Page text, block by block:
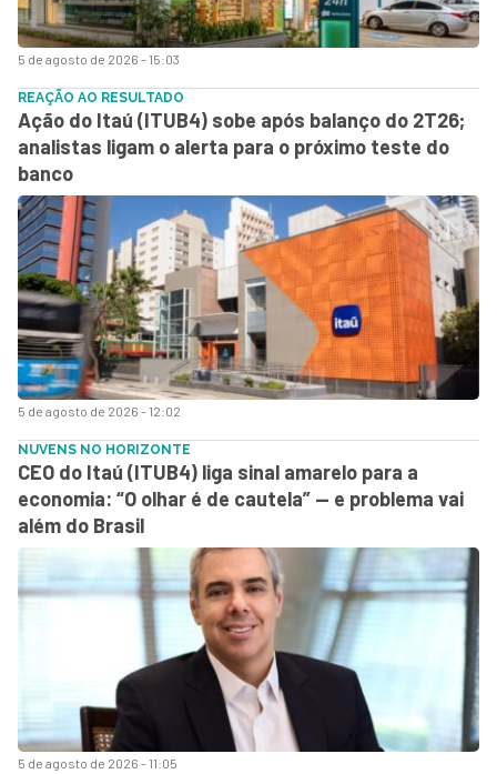
5 de agosto de 2026 - 15:03
5 de agosto de 2026 - 12:02
REAÇÃO AO RESULTADO
Ação do Itaú (ITUB4) sobe após balanço do 2T26;
analistas ligam o alerta para o próximo teste do
banco
5 de agosto de 2026 - 11:05
NUVENS NO HORIZONTE
CEO do Itaú (ITUB4) liga sinal amarelo para a
economia: “O olhar é de cautela” — e problema vai
além do Brasil